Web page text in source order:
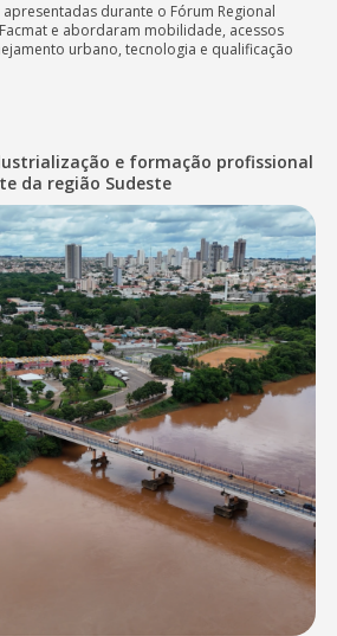
durante o Fórum Regional
e abordaram mobilidade, acessos
urbano, tecnologia e qualificação
e formação profissional
da região Sudeste